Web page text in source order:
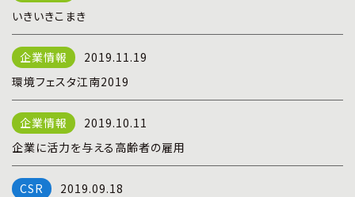
いきいきこまき
2019.11.19
環境フェスタ江南2019
2019.10.11
企業に活力を与える高齢者の雇用
2019.09.18